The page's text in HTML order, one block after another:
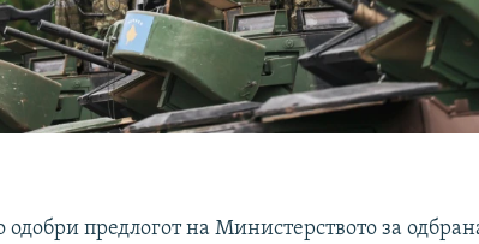
одобри предлогот на Министерството за